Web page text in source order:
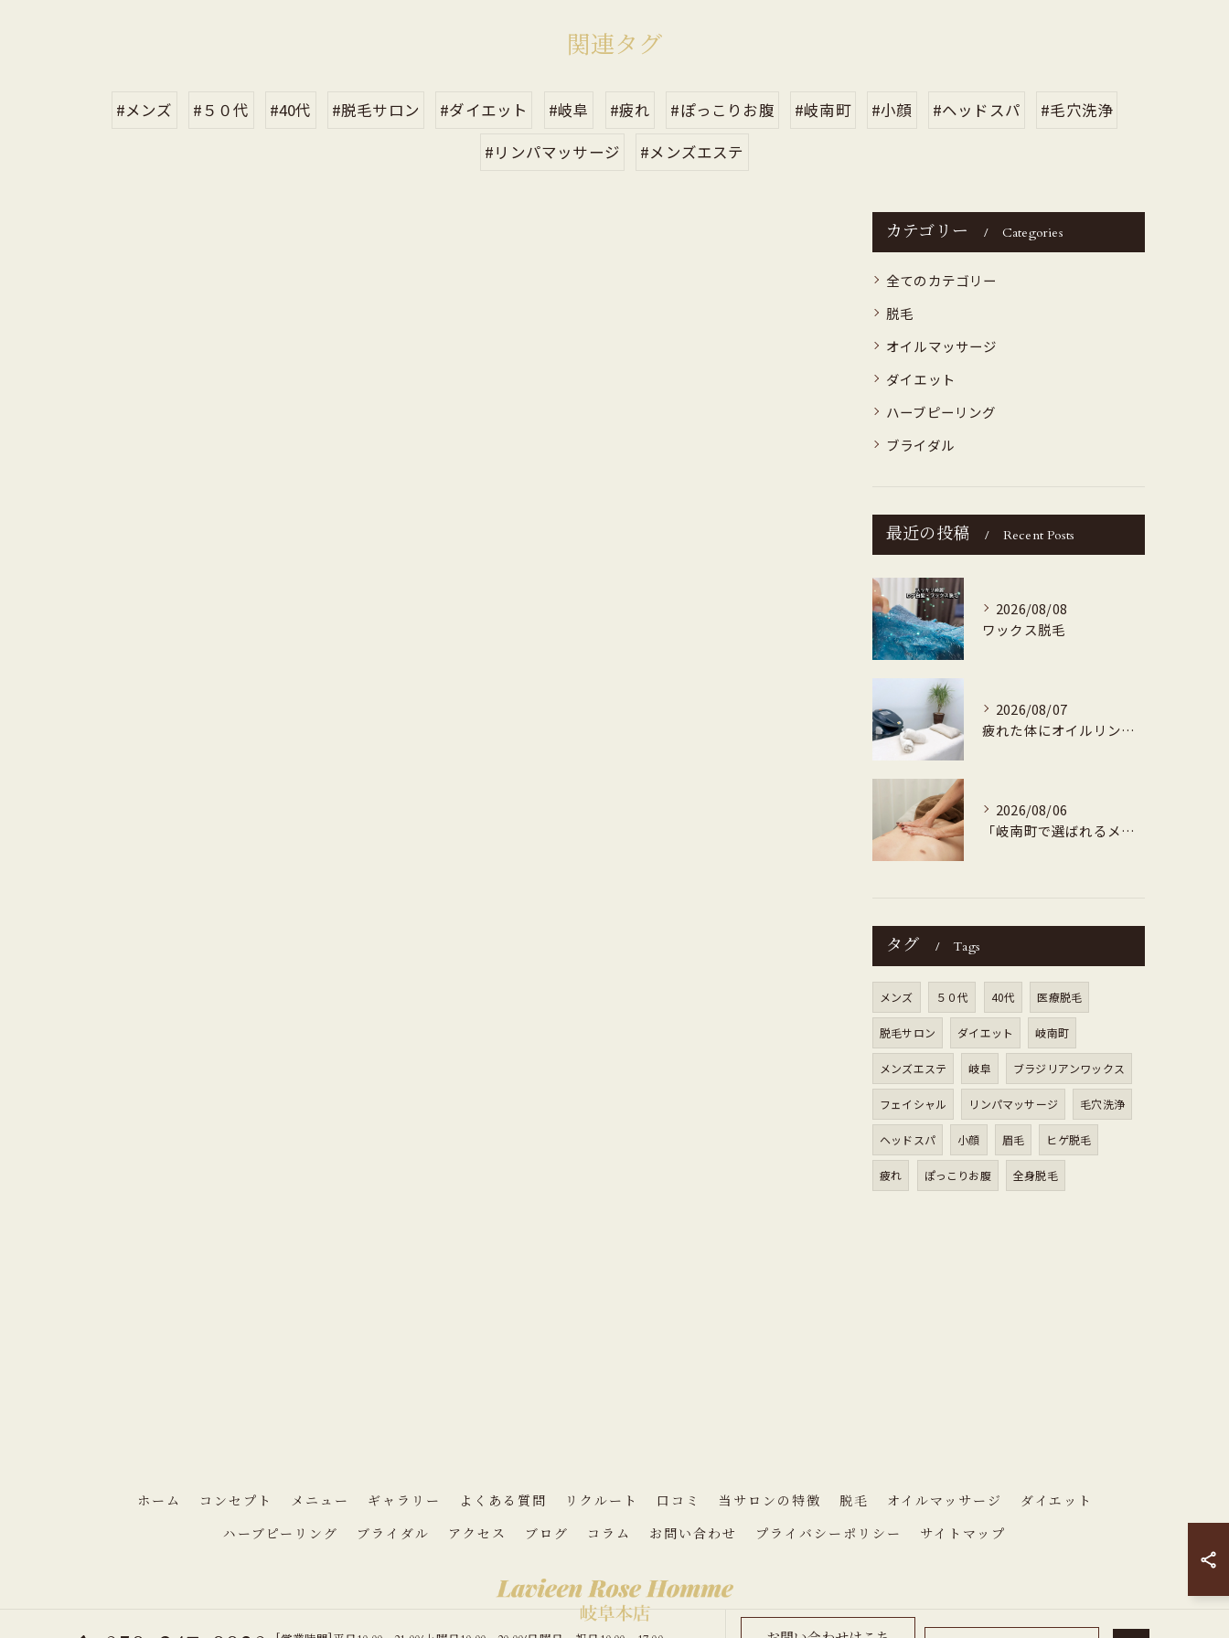
関連タグ
#メンズ #５０代 #40代 #脱毛サロン #ダイエット #岐阜 #疲れ #ぽっこりお腹 #岐南町 #小顔 #ヘッドスパ
#毛穴洗浄
#リンパマッサージ
#メンズエステ
カテゴリー Categories
全てのカテゴリー
脱毛
オイルマッサージ
ダイエット
ハーブピーリング
ブライダル
最近の投稿 Recent Posts
2026/08/08
ワックス脱毛
2026/08/07
疲れた体にオイルリンパマッサージ
2026/08/06
「岐南町で選ばれるメンズ専門ダイエット痩身地域密着で安心・高評価」
タグ Tags
メンズ ５０代 40代 医療脱毛
脱毛サロン ダイエット 岐南町
メンズエステ 岐阜 ブラジリアンワックス
フェイシャル リンパマッサージ 毛穴洗浄
ヘッドスパ 小顔 眉毛 ヒゲ脱毛
疲れ ぽっこりお腹 全身脱毛
ホーム コンセプト メニュー ギャラリー よくある質問 リクルート 口コミ 当サロンの特徴 脱毛 オイルマッサージ
ダイエット
ハーブピーリング
ブライダル アクセス ブログ コラム お問い合わせ プライバシーポリシー サイトマップ